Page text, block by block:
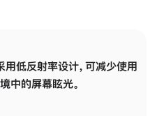
用低反射率设计，可减少使用
中的屏幕眩光。